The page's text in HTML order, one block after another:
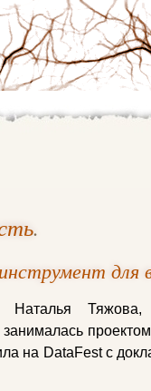
.
для
Наталья
на DataFest с